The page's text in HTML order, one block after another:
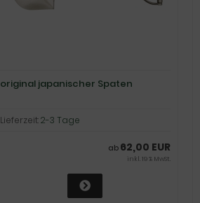
original japanischer Spaten
Lieferzeit:2-3 Tage
ab 62,00 EUR
inkl. 19 % MwSt.